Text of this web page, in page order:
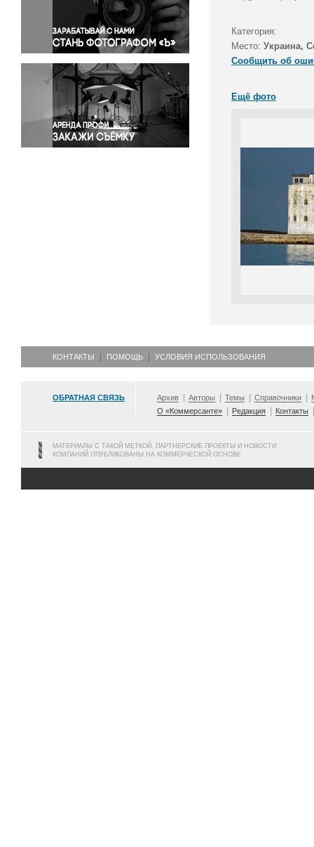
Правосудие
Происшествия и конфликты
Религия
Светская жизнь
Спорт
Экология
Экономика и бизнес
Категория:
Место: Украина,
Сообщить об
Ещё фото
КОНТАКТЫ ПОМОЩЬ УСЛОВИЯ ИСПОЛЬЗОВАНИЯ
ОБРАТНАЯ СВЯЗЬ Архив Авторы Темы Справочники
О «Коммерсанте»
Редакция Контакты
МАТЕРИАЛЫ С ТАКОЙ МЕТКОЙ, ПАРТНЕРСКИЕ ПРОЕКТЫ И НОВОСТИ
КОМПАНИЙ ОПУБЛИКОВАНЫ НА КОММЕРЧЕСКОЙ ОСНОВЕ